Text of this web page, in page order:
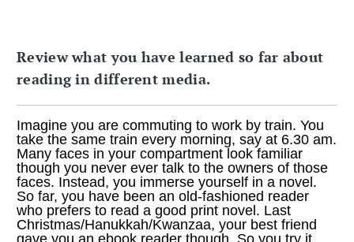
Review what you have learned so far about
reading in different media.